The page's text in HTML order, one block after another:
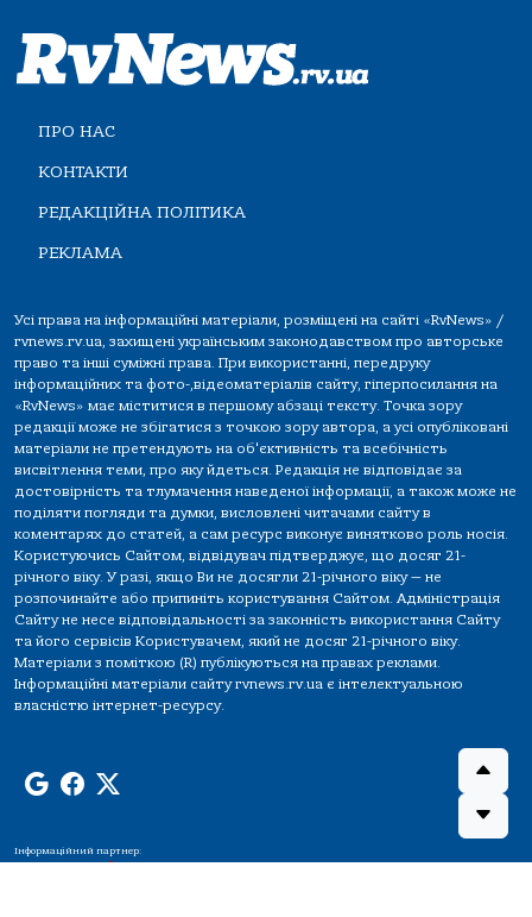
ПРО НАС
КОНТАКТИ
РЕДАКЦІЙНА ПОЛІТИКА
РЕКЛАМА
Усі права на інформаційні матеріали, розміщені на сайті «RvNews» /
rvnews.rv.ua, захищені українським законодавством про авторське
право та інші суміжні права. При використанні, передруку
інформаційних та фото-,відеоматеріалів сайту, гіперпосилання на
«RvNews» має міститися в першому абзаці тексту. Точка зору
редакції може не збігатися з точкою зору автора, а усі опубліковані
матеріали не претендують на об'єктивність та всебічність
висвітлення теми, про яку йдеться. Редакція не відповідає за
достовірність та тлумачення наведеної інформації, а також може не
поділяти погляди та думки, висловлені читачами сайту в
коментарях до статей, а сам ресурс виконує винятково роль носія.
Користуючись Сайтом, відвідувач підтверджує, що досяг 21-
річного віку. У разі, якщо Ви не досягли 21-річного віку — не
розпочинайте або припиніть користування Сайтом. Адміністрація
Сайту не несе відповідальності за законність використання Сайту
та його сервісів Користувачем, який не досяг 21-річного віку.
Матеріали з поміткою (R) публікуються на правах реклами.
Інформаційні матеріали сайту rvnews.rv.ua є інтелектуальною
власністю інтернет-ресурсу.
Інформаційний партнер: